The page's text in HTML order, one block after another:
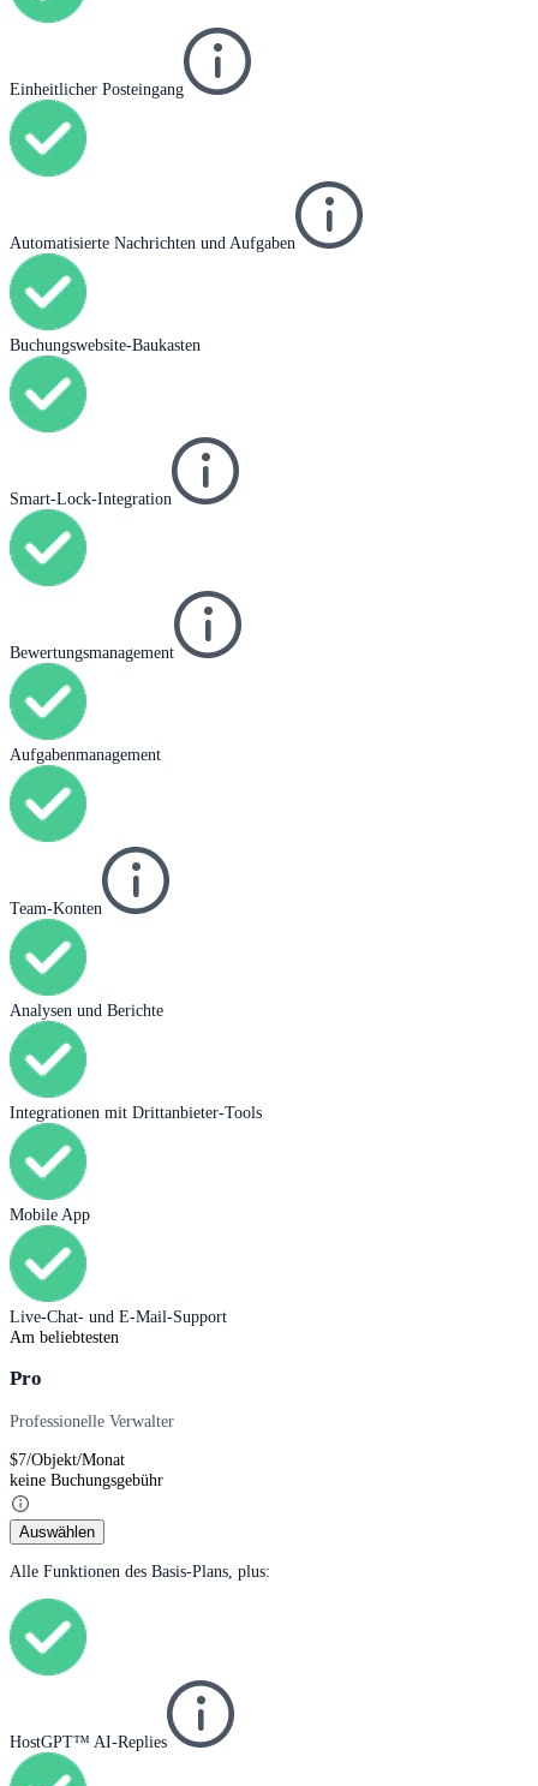
Einheitlicher Posteingang
Automatisierte Nachrichten und Aufgaben
Buchungswebsite-Baukasten
Smart-Lock-Integration
Bewertungsmanagement
Aufgabenmanagement
Team-Konten
Analysen und Berichte
Integrationen mit Drittanbieter-Tools
Mobile App
Live-Chat- und E-Mail-Support
Am beliebtesten
Pro
Professionelle Verwalter
$7/Objekt/Monat
keine Buchungsgebühr
Auswählen
Alle Funktionen des Basis-Plans, plus:
HostGPT™ AI-Replies